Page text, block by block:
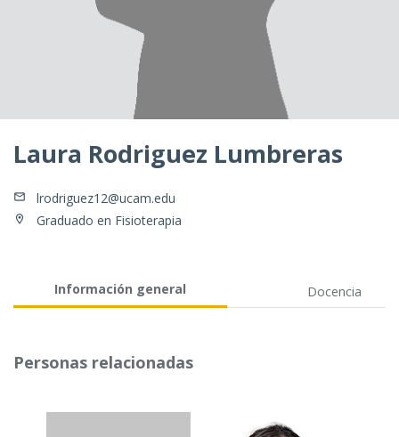
Laura Rodriguez Lumbreras
lrodriguez12@ucam.edu
Graduado en Fisioterapia
Información general Docencia
Personas relacionadas